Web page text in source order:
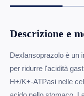
Descrizione e
Dexlansoprazolo è un
per ridurre l'acidità
H+/K+-ATPasi nelle